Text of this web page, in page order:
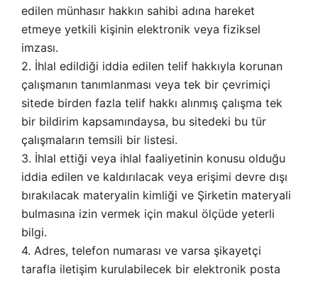
edilen münhasır hakkın sahibi adına hareket
etmeye yetkili kişinin elektronik veya fiziksel
imzası.
2. İhlal edildiği iddia edilen telif hakkıyla korunan
çalışmanın tanımlanması veya tek bir çevrimiçi
sitede birden fazla telif hakkı alınmış çalışma tek
bir bildirim kapsamındaysa, bu sitedeki bu tür
çalışmaların temsili bir listesi.
3. İhlal ettiği veya ihlal faaliyetinin konusu olduğu
iddia edilen ve kaldırılacak veya erişimi devre dışı
bırakılacak materyalin kimliği ve Şirketin materyali
bulmasına izin vermek için makul ölçüde yeterli
bilgi.
4. Adres, telefon numarası ve varsa şikayetçi
tarafla iletişim kurulabilecek bir elektronik posta